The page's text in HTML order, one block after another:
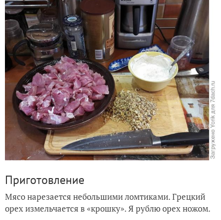
Приготовление
Мясо нарезается небольшими ломтиками. Грецкий
орех измельчается в «крошку». Я рублю орех ножом.